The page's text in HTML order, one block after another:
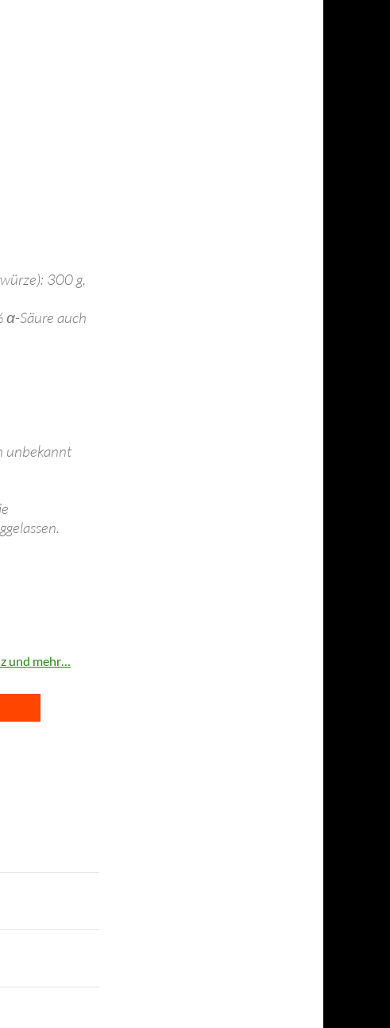
300 g,
α-Säure auch
unbekannt
und mehr…